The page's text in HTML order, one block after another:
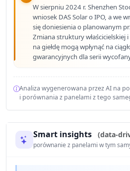
W sierpniu 2024 r. Shenzhen
wniosek DAS Solar o IPO, a we
się doniesienia o planowanym
Zmiana struktury właścicielskiej
na giełdę mogą wpłynąć na
gwarancyjnych dla serii
Analiza wygenerowana przez AI na
i porównania z panelami z tego
Smart insights (data-
porównanie z panelami w tym